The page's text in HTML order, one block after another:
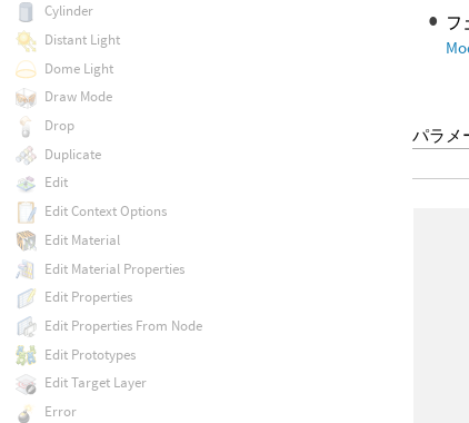
フ
パラメ
Cylinder
Distant Light
Dome Light
Draw Mode
Drop
Duplicate
Edit
Edit Context Options
Edit Material
Edit Material Properties
Edit Properties
Edit Properties From Node
Edit Prototypes
Edit Target Layer
Error